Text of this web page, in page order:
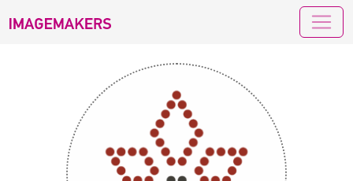
imagemakers